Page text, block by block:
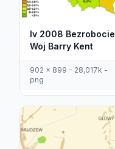
Iv 2008 Bezrobocie
Woj Barry Kent
902 x 899 - 28,017k -
png